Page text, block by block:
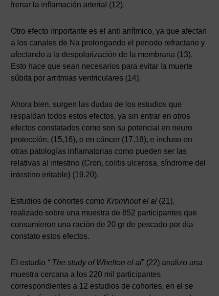
frenar la inflamación arterial (12).
Otro efecto importante es el anti arrítmico, ya que afectan
a los canales de Na prolongando el periodo refractario y
afectando a la despolarización de la membrana (13).
Esto hace que sean necesarios para evitar la muerte
súbita por arritmias ventriculares (14).
Ahora bien, surgen las dudas de los estudios que
respaldan todos estos efectos, ya sin entrar en otros
efectos constatados como son su potencial en neuro
protección, (15,16), o en cáncer (17,18), e incluso en
otras patologías inflamatorias como pueden ser las
relativas al intestino (Cron, colitis ulcerosa, síndrome del
intestino irritable) (19,20).
Estudios de cohortes como Kromhout el al (21),
realizado sobre una muestra de 852 participantes que
consumieron una ración de 20 gr de pescado por día
constato estos efectos.
El estudio “ The study of Whelton el al” (22) analizo una
muestra cercana a los 220 mil participantes
correspondientes a 12 estudios de cohortes, en el se